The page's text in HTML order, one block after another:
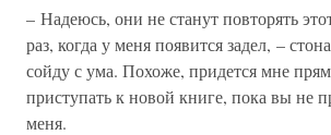
– Надеюсь, они не станут повторять
раз, когда у меня появится задел, –
сойду с ума. Похоже, придется мне
приступать к новой книге, пока вы не
меня.